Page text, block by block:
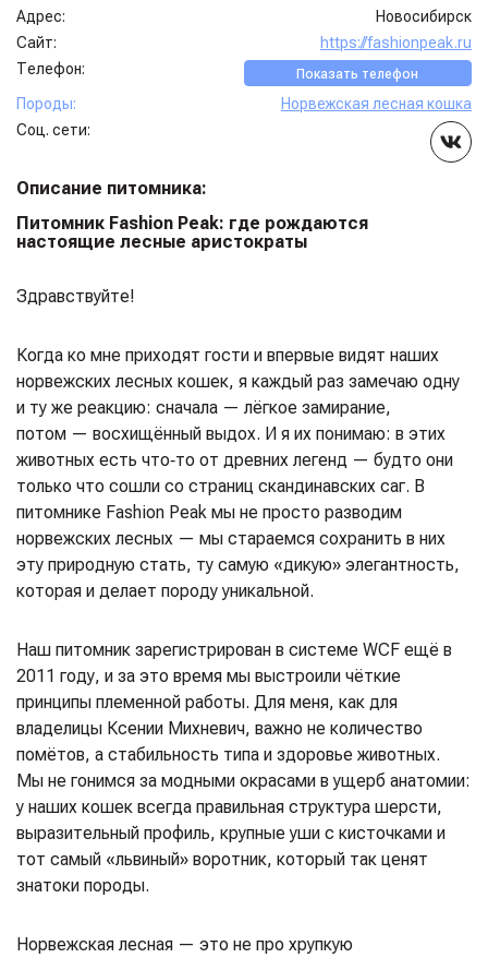
Адрес:
Новосибирск
Сайт:
https://fashionpeak.ru
Телефон:
Показать телефон
Породы:
Норвежская лесная кошка
Соц. сети:
Описание питомника:
Питомник Fashion Peak: где рождаются
настоящие лесные аристократы
Здравствуйте!
Когда ко мне приходят гости и впервые видят наших
норвежских лесных кошек, я каждый раз замечаю одну
и ту же реакцию: сначала — лёгкое замирание,
потом — восхищённый выдох. И я их понимаю: в этих
животных есть что‑то от древних легенд — будто они
только что сошли со страниц скандинавских саг. В
питомнике Fashion Peak мы не просто разводим
норвежских лесных — мы стараемся сохранить в них
эту природную стать, ту самую «дикую» элегантность,
которая и делает породу уникальной.
Наш питомник зарегистрирован в системе WCF ещё в
2011 году, и за это время мы выстроили чёткие
принципы племенной работы. Для меня, как для
владелицы Ксении Михневич, важно не количество
помётов, а стабильность типа и здоровье животных.
Мы не гонимся за модными окрасами в ущерб анатомии:
у наших кошек всегда правильная структура шерсти,
выразительный профиль, крупные уши с кисточками и
тот самый «львиный» воротник, который так ценят
знатоки породы.
Норвежская лесная — это не про хрупкую